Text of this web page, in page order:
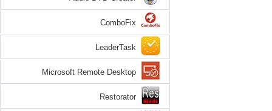
ComboFix
LeaderTask
Microsoft Remote Desktop
Restorator